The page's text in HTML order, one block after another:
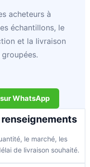
acheteurs à
échantillons, le
et la livraison
WhatsApp
le marché, les
de livraison souhaité.